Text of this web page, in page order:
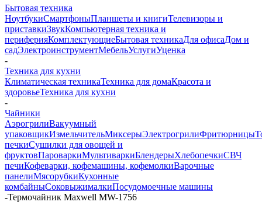
Бытовая техника
НоутбукиСмартфоныПланшеты и книгиТелевизоры и
приставкиЗвукКомпьютерная техника и
периферияКомплектующиеБытовая техникаДля офисаДом и
садЭлектроинструментМебельУслугиУценка
-
Техника для кухни
Климатическая техникаТехника для домаКрасота и
здоровьеТехника для кухни
-
Чайники
АэрогрилиВакуумный
упаковщикИзмельчительМиксерыЭлектрогрилиФритюрницы
печкиСушилки для овощей и
фруктовПароваркиМультиваркиБлендерыХлебопечкиСВЧ
печиКофеварки, кофемашины, кофемолкиВарочные
панелиМясорубкиКухонные
комбайныСоковыжималкиПосудомоечные машины
-Термочайник Maxwell MW-1756